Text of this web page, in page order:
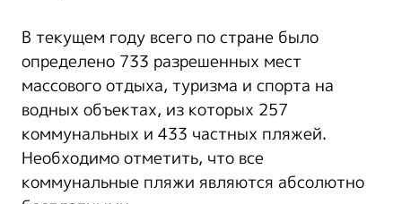
В текущем году всего по стране было
определено 733 разрешенных мест
массового отдыха, туризма и спорта на
водных объектах, из которых 257
коммунальных и 433 частных пляжей.
Необходимо отметить, что все
коммунальные пляжи являются абсолютно